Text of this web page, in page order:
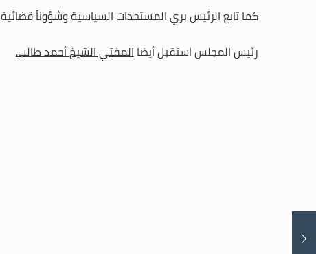
كما تابع الرئيس بري المستجدات السياسية وشؤوناً
رئيس المجلس استقبل أيضاالمفتي الشيخ أحمد طالب.